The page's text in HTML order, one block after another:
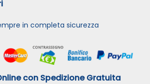
in completa sicurezza
con Spedizione Gratuita